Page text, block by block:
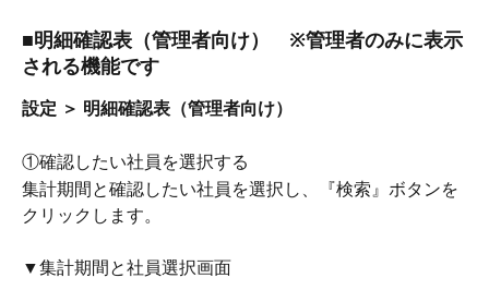
■明細確認表（管理者向け）　※管理者のみに表示
される機能です
設定 ＞ 明細確認表（管理者向け）
①確認したい社員を選択する
集計期間と確認したい社員を選択し、『検索』ボタンを
クリックします。
▼集計期間と社員選択画面